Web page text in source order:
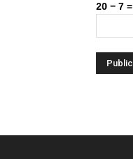
20 − 7 =